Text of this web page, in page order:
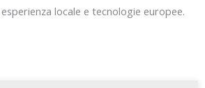
locale e tecnologie europee.